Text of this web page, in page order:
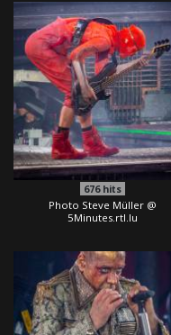
676hits
Photo Steve Müller @
5Minutes.rtl.lu